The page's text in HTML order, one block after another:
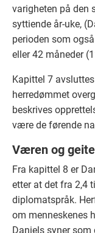
varigheten på den
syttiende år-uke,
perioden som
eller 42 måneder
Kapittel 7
herredømmet
beskrives
være de førende
Væren og
Fra kapittel 8 er
etter at det fra 2,4
diplomatspråk.
om menneskenes
Daniels syner